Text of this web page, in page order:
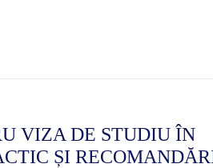
VIZA DE STUDIU ÎN
ȘI